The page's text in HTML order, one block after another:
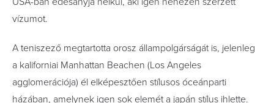
vízumot.
A teniszező megtartotta orosz állampolgárságát is, jelenleg
a kaliforniai Manhattan Beachen (Los Angeles
agglomerációja) él elképesztően stílusos óceánparti
házában, amelynek igen sok elemét a japán stílus ihlette.